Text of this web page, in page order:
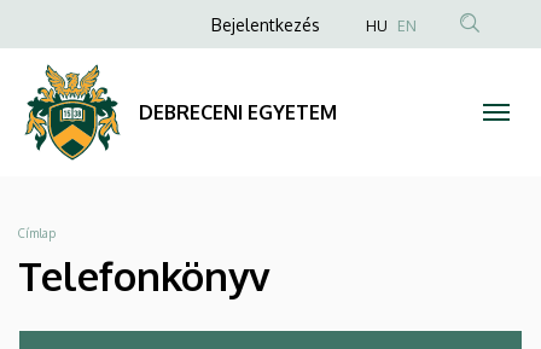
Telefonkönyv
DEBRECENI
EGYETEM
a
tartalomra
Anonim
menüje
Bejelentkezés HU EN
DEBRECENI EGYETEM
Morzsa
Címlap
Telefonkönyv